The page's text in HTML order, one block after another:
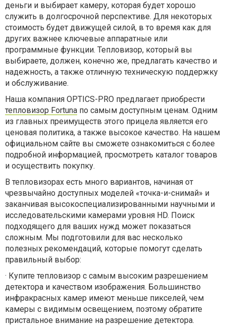
деньги и выбирает камеру, которая будет хорошо
служить в долгосрочной перспективе. Для некоторых
стоимость будет движущей силой, в то время как для
других важнее ключевые аппаратные или
программные функции. Тепловизор, который вы
выбираете, должен, конечно же, предлагать качество и
надежность, а также отличную техническую поддержку
и обслуживание.
Наша компания OPTICS-PRO предлагает приобрести
тепловизор Fortuna по самым доступным ценам. Одним
из главных преимуществ этого прицела является его
ценовая политика, а также высокое качество. На нашем
официальном сайте вы сможете ознакомиться с более
подробной информацией, просмотреть каталог товаров
и осуществить покупку.
В тепловизорах есть много вариантов, начиная от
чрезвычайно доступных моделей «точка-и-снимай» и
заканчивая высокоспециализированными научными и
исследовательскими камерами уровня HD. Поиск
подходящего для ваших нужд может показаться
сложным. Мы подготовили для вас несколько
полезных рекомендаций, которые помогут сделать
правильный выбор:
· Купите тепловизор с самым высоким разрешением
детектора и качеством изображения. Большинство
инфракрасных камер имеют меньше пикселей, чем
камеры с видимым освещением, поэтому обратите
пристальное внимание на разрешение детектора.